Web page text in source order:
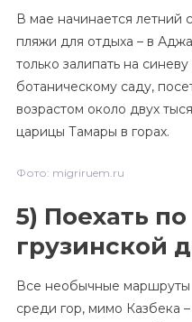
В мае начинается летний
пляжи для отдыха – в
только залипать на
ботаническому саду,
возрастом около двух
царицы Тамары в горах.
Фото: migriruem.ru
5) Поехать
грузинской
Все необычные маршруты
среди гор, мимо Казбека